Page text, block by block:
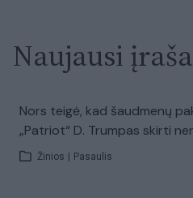
Naujausi
Nors teigė, kad šaudmenų
„Patriot“ D. Trumpas skirti
Žinios Pasaulis